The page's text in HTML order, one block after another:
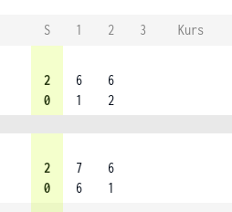
S 1 2 3
Kurs
2
0
6
1
6
2
2
0
7
6
6
1